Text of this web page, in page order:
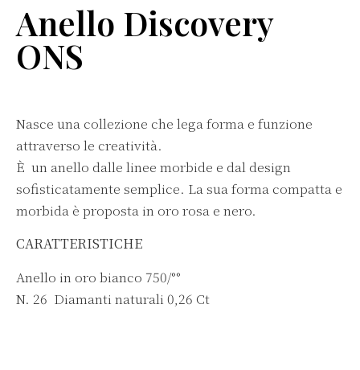
Anello Discovery
ONS
Nasce una collezione che lega forma e funzione
attraverso le creatività.
È un anello dalle linee morbide e dal design
sofisticatamente semplice. La sua forma compatta e
morbida è proposta in oro rosa e nero.
CARATTERISTICHE
Anello in oro bianco 750/°°
N. 26 Diamanti naturali 0,26 Ct